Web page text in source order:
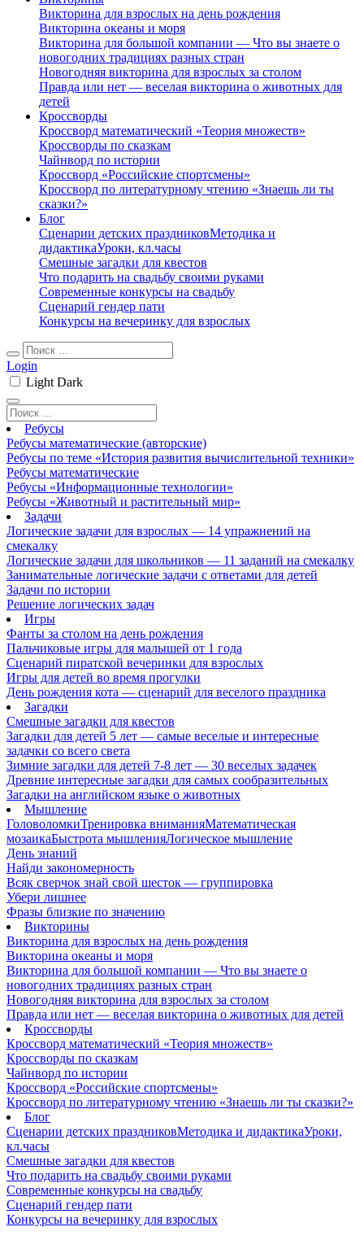
Викторина для взрослых на день рождения
Викторина океаны и моря
Викторина для большой компании — Что вы знаете о
новогодних традициях разных стран
Новогодняя викторина для взрослых за столом
Правда или нет — веселая викторина о животных для
детей
Кроссворды
Кроссворд математический «Теория множеств»
Кроссворды по сказкам
Чайнворд по истории
Кроссворд «Российские спортсмены»
Кроссворд по литературному чтению «Знаешь ли ты
сказки?»
Блог
Сценарии детских праздниковМетодика и
дидактикаУроки, кл.часы
Смешные загадки для квестов
Что подарить на свадьбу своими руками
Современные конкурсы на свадьбу
Сценарий гендер пати
Конкурсы на вечеринку для взрослых
Login
Light Dark
Ребусы
Ребусы математические (авторские)
Ребусы по теме «История развития вычислительной техники»
Ребусы математические
Ребусы «Информационные технологии»
Ребусы «Животный и растительный мир»
Задачи
Логические задачи для взрослых — 14 упражнений на
смекалку
Логические задачи для школьников — 11 заданий на смекалку
Занимательные логические задачи с ответами для детей
Задачи по истории
Решение логических задач
Игры
Фанты за столом на день рождения
Пальчиковые игры для малышей от 1 года
Сценарий пиратской вечеринки для взрослых
Игры для детей во время прогулки
День рождения кота — сценарий для веселого праздника
Загадки
Смешные загадки для квестов
Загадки для детей 5 лет — самые веселые и интересные
задачки со всего света
Зимние загадки для детей 7-8 лет — 30 веселых задачек
Древние интересные загадки для самых сообразительных
Загадки на английском языке о животных
Мышление
ГоловоломкиТренировка вниманияМатематическая
мозаикаБыстрота мышленияЛогическое мышление
День знаний
Найди закономерность
Всяк сверчок знай свой шесток — группировка
Убери лишнее
Фразы близкие по значению
Викторины
Викторина для взрослых на день рождения
Викторина океаны и моря
Викторина для большой компании — Что вы знаете о
новогодних традициях разных стран
Новогодняя викторина для взрослых за столом
Правда или нет — веселая викторина о животных для детей
Кроссворды
Кроссворд математический «Теория множеств»
Кроссворды по сказкам
Чайнворд по истории
Кроссворд «Российские спортсмены»
Кроссворд по литературному чтению «Знаешь ли ты сказки?»
Блог
Сценарии детских праздниковМетодика и дидактикаУроки,
кл.часы
Смешные загадки для квестов
Что подарить на свадьбу своими руками
Современные конкурсы на свадьбу
Сценарий гендер пати
Конкурсы на вечеринку для взрослых